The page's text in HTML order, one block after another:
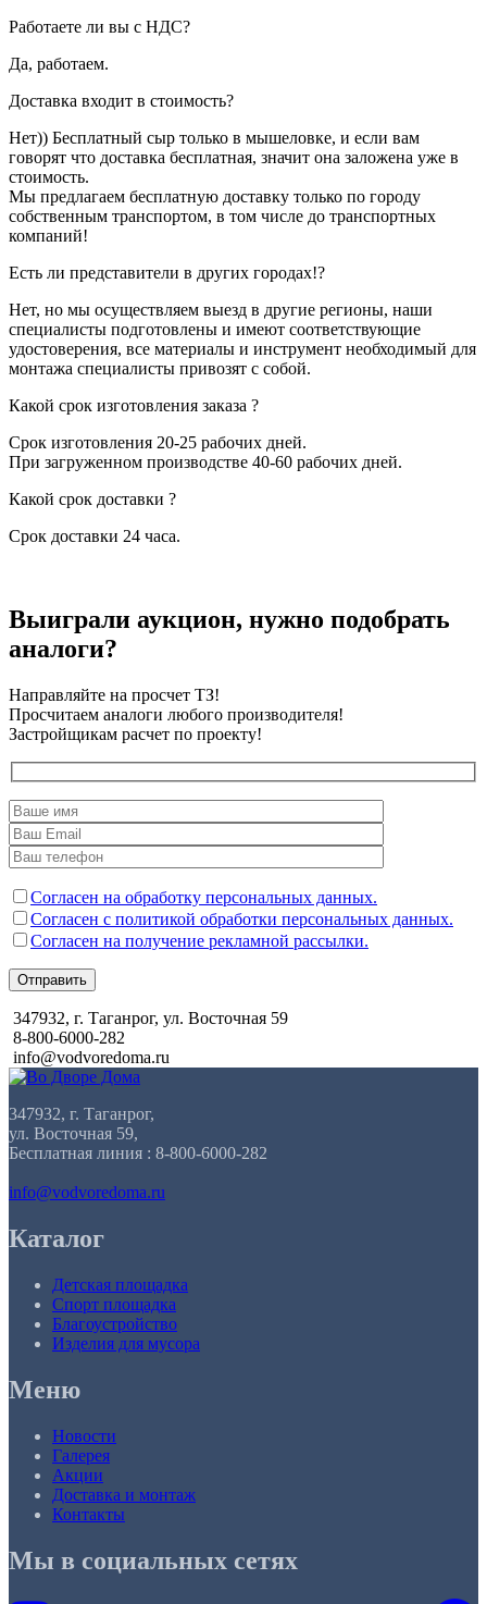
Работаете ли вы с НДС?
Да, работаем.
Доставка входит в стоимость?
Нет)) Бесплатный сыр только в мышеловке, и если вам
говорят что доставка бесплатная, значит она заложена уже в
стоимость.
Мы предлагаем бесплатную доставку только по городу
собственным транспортом, в том числе до транспортных
компаний!
Есть ли представители в других городах!?
Нет, но мы осуществляем выезд в другие регионы, наши
специалисты подготовлены и имеют соответствующие
удостоверения, все материалы и инструмент необходимый для
монтажа специалисты привозят с собой.
Какой срок изготовления заказа ?
Срок изготовления 20-25 рабочих дней.
При загруженном производстве 40-60 рабочих дней.
Какой срок доставки ?
Срок доставки 24 часа.
Выиграли аукцион, нужно подобрать
аналоги?
Направляйте на просчет ТЗ!
Просчитаем аналоги любого производителя!
Застройщикам расчет по проекту!
Согласен на обработку персональных данных.
Согласен с политикой обработки персональных данных.
Согласен на получение рекламной рассылки.
Отправить
347932, г. Таганрог, ул. Восточная 59
8-800-6000-282
info@vodvoredoma.ru
347932, г. Таганрог,
ул. Восточная 59,
Бесплатная линия : 8-800-6000-282
info@vodvoredoma.ru
Каталог
Детская площадка
Спорт площадка
Благоустройство
Изделия для мусора
Меню
Новости
Галерея
Акции
Доставка и монтаж
Контакты
Мы в социальных сетях